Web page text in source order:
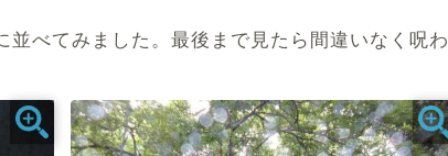
べてみました。最後まで見たら間違いなく呪わ